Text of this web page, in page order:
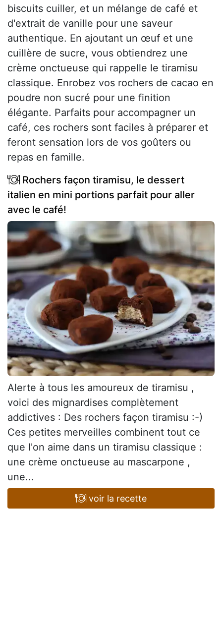
biscuits cuiller, et un mélange de café et
d'extrait de vanille pour une saveur
authentique. En ajoutant un œuf et une
cuillère de sucre, vous obtiendrez une
crème onctueuse qui rappelle le tiramisu
classique. Enrobez vos rochers de cacao en
poudre non sucré pour une finition
élégante. Parfaits pour accompagner un
café, ces rochers sont faciles à préparer et
feront sensation lors de vos goûters ou
repas en famille.
Rochers façon tiramisu, le dessert
italien en mini portions parfait pour aller
avec le café!
Alerte à tous les amoureux de tiramisu ,
voici des mignardises complètement
addictives : Des rochers façon tiramisu :-)
Ces petites merveilles combinent tout ce
que l'on aime dans un tiramisu classique :
une crème onctueuse au mascarpone ,
une...
voir la recette